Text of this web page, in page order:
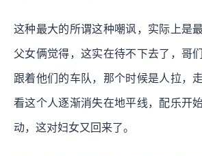
这种最大的所谓这种嘲讽，实际上是
父女俩觉得，这实在待不下去了，哥
跟着他们的车队，那个时候是人拉，
看这个人逐渐消失在地平线，配乐开
动，这对妇女又回来了。